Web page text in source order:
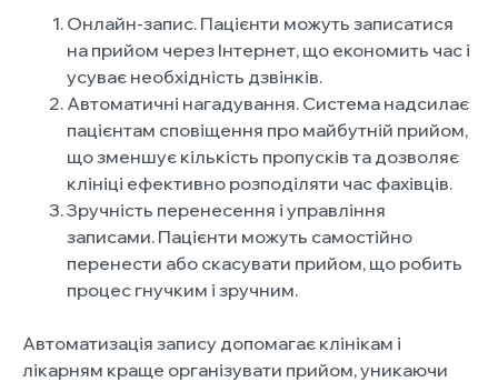
Онлайн-запис. Пацієнти можуть записатися
на прийом через Інтернет, що економить час і
усуває необхідність дзвінків.
Автоматичні нагадування. Система надсилає
пацієнтам сповіщення про майбутній прийом,
що зменшує кількість пропусків та дозволяє
клініці ефективно розподіляти час фахівців.
Зручність перенесення і управління
записами. Пацієнти можуть самостійно
перенести або скасувати прийом, що робить
процес гнучким і зручним.
Автоматизація запису допомагає клінікам і
лікарням краще організувати прийом, уникаючи